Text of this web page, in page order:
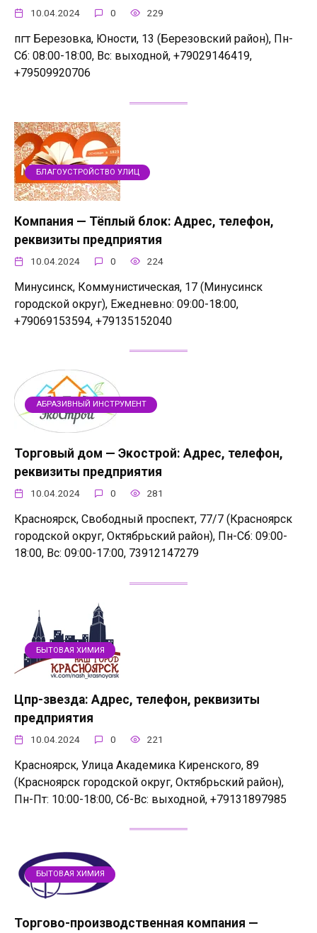
10.04.2024 0 229
пгт Березовка, Юности, 13 (Березовский район), Пн-
Сб: 08:00-18:00, Вс: выходной, +79029146419,
+79509920706
БЛАГОУСТРОЙСТВО УЛИЦ
Компания — Тёплый блок: Адрес, телефон,
реквизиты предприятия
10.04.2024 0 224
Минусинск, Коммунистическая, 17 (Минусинск
городской округ), Ежедневно: 09:00-18:00,
+79069153594, +79135152040
АБРАЗИВНЫЙ ИНСТРУМЕНТ
Торговый дом — Экострой: Адрес, телефон,
реквизиты предприятия
10.04.2024 0 281
Красноярск, Свободный проспект, 77/7 (Красноярск
городской округ, Октябрьский район), Пн-Сб: 09:00-
18:00, Вс: 09:00-17:00, 73912147279
БЫТОВАЯ ХИМИЯ
Цпр-звезда: Адрес, телефон, реквизиты
предприятия
10.04.2024 0 221
Красноярск, Улица Академика Киренского, 89
(Красноярск городской округ, Октябрьский район),
Пн-Пт: 10:00-18:00, Сб-Вс: выходной, +79131897985
БЫТОВАЯ ХИМИЯ
Торгово-производственная компания —